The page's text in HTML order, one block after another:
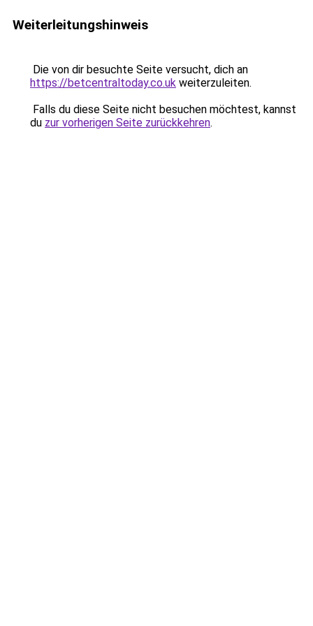
Weiterleitungshinweis
Die von dir besuchte Seite versucht, dich an
https://betcentraltoday.co.uk weiterzuleiten.
Falls du diese Seite nicht besuchen möchtest, kannst
du zur vorherigen Seite zurückkehren.